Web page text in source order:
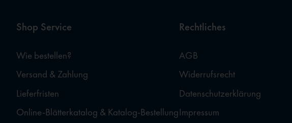
Shop Service
Wie bestellen?
Versand & Zahlung
Lieferfristen
Online-Blätterkatalog & Katalog-Bestellung
Rechtliches
AGB
Widerrufsrecht
Datenschutzerklärung
Impressum